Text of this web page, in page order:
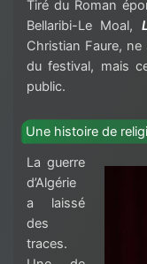
Tiré du Roman
Bellaribi-Le Moal,
Christian Faure,
du festival, mais
public.
Une histoire de
La guerre
d’Algérie
a laissé
des
traces.